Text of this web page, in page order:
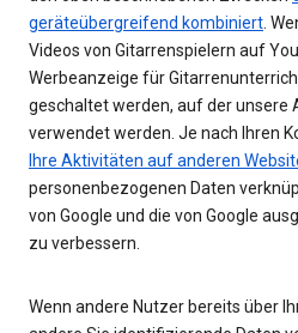
geräteübergreifend kombiniert .
Videos von Gitarrenspielern auf
Werbeanzeige für
geschaltet werden, auf der unsere
verwendet werden. Je nach Ihren
Ihre Aktivitäten auf anderen
personenbezogenen Daten
von Google und die von Google
zu verbessern.
Wenn andere Nutzer bereits über